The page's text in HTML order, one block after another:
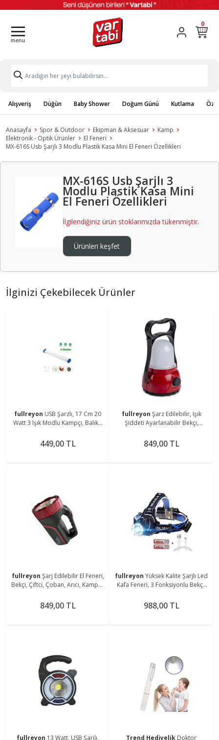
0
Alışveriş Düğün Baby Shower Doğum Günü Kutlama
Anasayfa Spor & Outdoor Ekipman & Aksesuar
Kamp
Elektronik - Optik Ürünler
El Feneri
MX-616S Usb Şarjlı 3 Modlu Plastik Kasa Mini El Feneri Özellikleri
MX-616S Usb Şarjlı 3
Modlu Plastik Kasa Mini
El Feneri Özellikleri
İlgilendiğiniz ürün stoklarımızda tükenmiştir.
Ürünleri keşfet
İlginizi Çekebilecek Ürünler
fullreyon USB Şarzlı, 17 Cm 20
Watt 3 Işık Modlu Kampçı, Balıkçı
Magnetli Aplik
449,00 TL
fullreyon Şarz Edilebilir, Işık
Şiddeti Ayarlanabilir Bekçi,
Aparatlı Fener
849,00 TL
fullreyon Şarj Edilebilir El Feneri,
Bekçi, Çiftci, Çoban, Arıcı, Kampçı,
849,00 TL
fullreyon Yüksek Kalite Şarjlı Led
Kafa Feneri, 3 Fonksiyonlu Bekçi,
Feneri
988,00 TL
fullreyon 13 Watt, USB Şarjlı,
Trend Hediyelik Doktor